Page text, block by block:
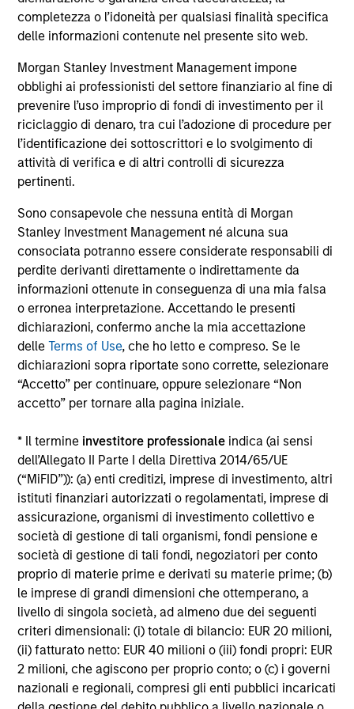
completezza o l’idoneità per qualsiasi finalità specifica
delle informazioni contenute nel presente sito web.
Morgan Stanley Investment Management impone
obblighi ai professionisti del settore finanziario al fine di
prevenire l’uso improprio di fondi di investimento per il
riciclaggio di denaro, tra cui l’adozione di procedure per
l’identificazione dei sottoscrittori e lo svolgimento di
attività di verifica e di altri controlli di sicurezza
pertinenti.
Sono consapevole che nessuna entità di Morgan
Stanley Investment Management né alcuna sua
consociata potranno essere considerate responsabili di
perdite derivanti direttamente o indirettamente da
informazioni ottenute in conseguenza di una mia falsa
o erronea interpretazione. Accettando le presenti
dichiarazioni, confermo anche la mia accettazione
delleTerms of Use, che ho letto e compreso. Se le
dichiarazioni sopra riportate sono corrette, selezionare
“Accetto” per continuare, oppure selezionare “Non
accetto” per tornare alla pagina iniziale.
* Il termine investitore professionale indica (ai sensi
dell’Allegato II Parte I della Direttiva 2014/65/UE
(“MiFID”)): (a) enti creditizi, imprese di investimento, altri
istituti finanziari autorizzati o regolamentati, imprese di
assicurazione, organismi di investimento collettivo e
società di gestione di tali organismi, fondi pensione e
società di gestione di tali fondi, negoziatori per conto
proprio di materie prime e derivati su materie prime; (b)
le imprese di grandi dimensioni che ottemperano, a
livello di singola società, ad almeno due dei seguenti
criteri dimensionali: (i) totale di bilancio: EUR 20 milioni,
(ii) fatturato netto: EUR 40 milioni o (iii) fondi propri: EUR
2 milioni, che agiscono per proprio conto; o (c) i governi
nazionali e regionali, compresi gli enti pubblici incaricati
all’emissione e al rimborso delle azioni. La fonte di tutti i
dati relativi alle performance e agli indici è Morgan Stanley
Investment Management Limited (“MSIM Ltd”).
Il valore degli investimenti e i proventi da essi derivanti
possono aumentare come diminuire e un investitore può
non
recuperare l'importo investito.
I dati di performance per i comparti con track record
inferiore a un anno non sono illustrati. Le performance sono
calcolate al netto delle commissioni. I dati di performance
da inizio anno non sono annualizzati. Le performance di
altre classi di azioni, se disponibili, potrebbero essere
diverse. Prima di investire si consiglia di valutare
attentamente gli obiettivi d’investimento, i rischi, le
commissioni e le spese del comparto.
Il ricorso alla leva aumenta i rischi: una variazione
relativamente contenuta nel valore di un investimento può
determinare una variazione molto più elevata, sia in senso
positivo che negativo, nel valore di quell’investimento e, di
conseguenza, nel valore del Comparto.
Alcuni documenti disponibili in questo sito possono
riguardare più comparti della gamma Morgan Stanley
Investment Funds. Si fa presente che non tutti i comparti
sono disponibili per le persone residenti nelle giurisdizioni
in cui tale distribuzione o disponibilità sia contraria alle
leggi o ai regolamenti locali.
Più alta è la categoria (1-7), maggiore è il potenziale di
rendimento, ma anche il rischio di perdere l’investimento.
La categoria 1 non indica un investimento privo di rischio. Si
rimanda al Documento contenente informazioni chiave per
gli investitori (KIID), nella sezione Risorse, per il rating di
rischio specifico per le classi di azioni e le avvertenze.
Il Morningstar Rating™,o “star rating” viene calcolato per i
prodotti gestiti (inclusi fondi comuni, sottoconti di rendite
variabili e polizze vita variabili, exchange-traded fund, fondi
chiusi e conti separati) con uno storico minimo di tre anni.
Gli exchange-traded fund e i fondi comuni aperti sono
considerati come un’unica categoria a fini comparativi. Il
rating viene calcolato sulla base di una misura del